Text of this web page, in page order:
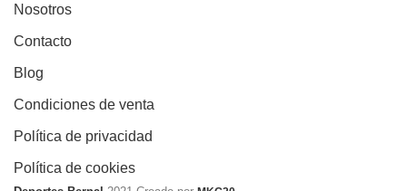
Nosotros
Contacto
Blog
Condiciones de venta
Política de privacidad
Política de cookies